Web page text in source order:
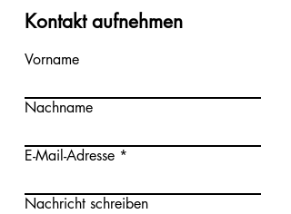
Kontakt aufnehmen
Vorname
Nachname
E-Mail-Adresse
Nachricht schreiben